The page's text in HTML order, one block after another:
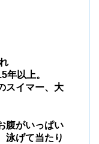
年以上。
スイマー、大
腹がいっぱい
泳げて当たり